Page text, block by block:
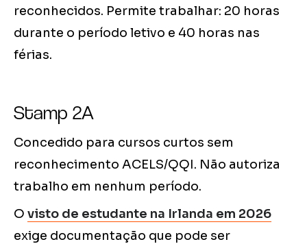
reconhecidos. Permite trabalhar: 20 horas
durante o período letivo e 40 horas nas
férias.
Stamp 2A
Concedido para cursos curtos sem
reconhecimento ACELS/QQI. Não autoriza
trabalho em nenhum período.
O visto de estudante na Irlanda em 2026
exige documentação que pode ser